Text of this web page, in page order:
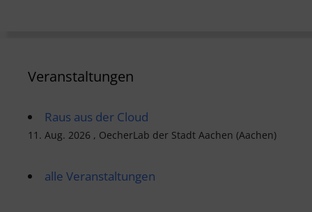
Veranstaltungen
Raus aus der Cloud
11. Aug. 2026 , OecherLab der Stadt Aachen (Aachen)
alle Veranstaltungen